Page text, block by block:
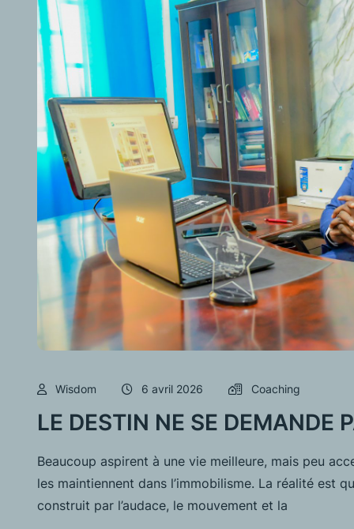
Wisdom 6 avril 2026 Coaching
LE DESTIN NE SE DEMANDE
Beaucoup aspirent à une vie meilleure, mais peu
les maintiennent dans l’immobilisme. La réalité est
construit par l’audace, le mouvement et la